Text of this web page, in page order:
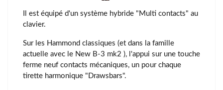
Il est équipé d'un système hybride "Multi contacts" au
clavier.
Sur les Hammond classiques (et dans la famille
actuelle avec le New B-3 mk2 ), l'appui sur une touche
ferme neuf contacts mécaniques, un pour chaque
tirette harmonique "Drawsbars".